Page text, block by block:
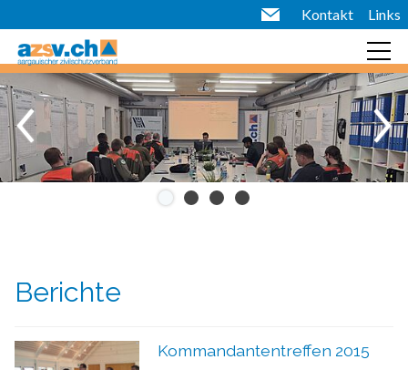
Links
Kontakt
Berichte
Kommandantentreffen 2015